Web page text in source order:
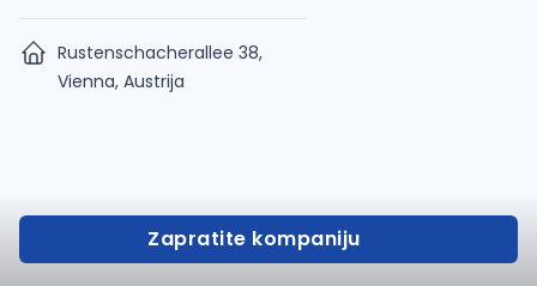
Rustenschacherallee 38,
Vienna, Austrija
Zapratite kompaniju